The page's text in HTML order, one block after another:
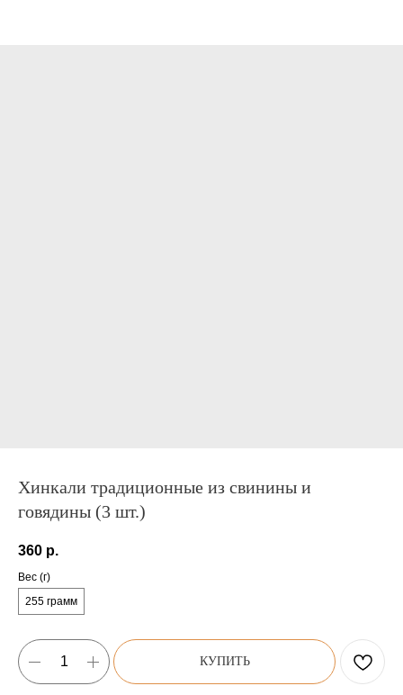
Хинкали традиционные из свинины и
говядины (3 шт.)
360 р.
Вес (г)
255 грамм
КУПИТЬ